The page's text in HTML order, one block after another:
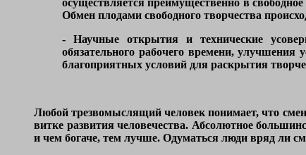
осуществляется преимущественно в
Обмен плодами свободного творчества
- Научные открытия и технические
обязательного рабочего времени, улучшения
благоприятных условий для раскрытия
Любой трезвомыслящий человек понимает, что
витке развития человечества. Абсолютное
и чем богаче, тем лучше. Одуматься люди вряд ли